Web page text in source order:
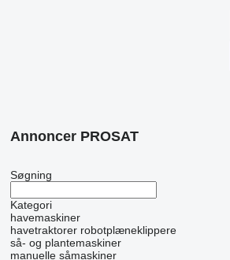
Annoncer PROSAT
Søgning
Kategori
havemaskiner
havetraktorer robotplæneklippere
så- og plantemaskiner
manuelle såmaskiner